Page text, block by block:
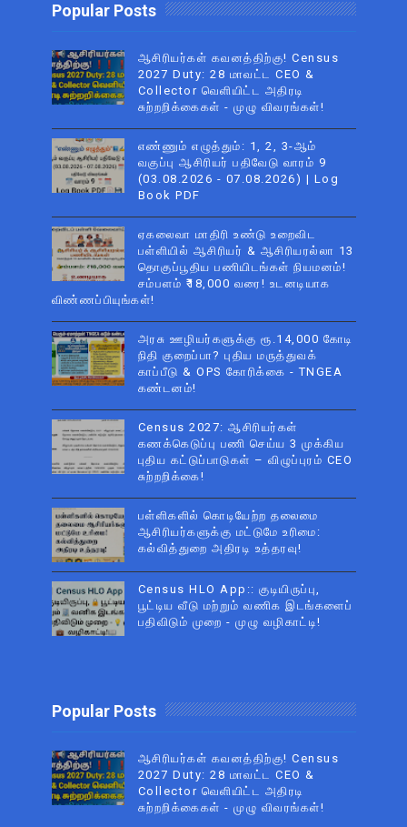
Popular Posts
ஆசிரியர்கள் கவனத்திற்கு! Census
2027 Duty: 28 மாவட்ட CEO &
Collector வெளியிட்ட அதிரடி
சுற்றறிக்கைகள் - முழு விவரங்கள்!
எண்ணும் எழுத்தும்: 1, 2, 3-ஆம்
வகுப்பு ஆசிரியர் பதிவேடு வாரம் 9
(03.08.2026 - 07.08.2026) | Log
Book PDF
ஏகலைவா மாதிரி உண்டு உறைவிட
பள்ளியில் ஆசிரியர் & ஆசிரியரல்லா 13
தொகுப்பூதிய பணியிடங்கள் நியமனம்!
சம்பளம் ₹18,000 வரை! உடனடியாக
விண்ணப்பியுங்கள்!
அரசு ஊழியர்களுக்கு ரூ.14,000 கோடி
நிதி குறைப்பா? புதிய மருத்துவக்
காப்பீடு & OPS கோரிக்கை - TNGEA
கண்டனம்!
Census 2027: ஆசிரியர்கள்
கணக்கெடுப்பு பணி செய்ய 3 முக்கிய
புதிய கட்டுப்பாடுகள் – விழுப்புரம் CEO
சுற்றறிக்கை!
பள்ளிகளில் கொடியேற்ற தலைமை
ஆசிரியர்களுக்கு மட்டுமே உரிமை:
கல்வித்துறை அதிரடி உத்தரவு!
Census HLO App:: குடியிருப்பு,
பூட்டிய வீடு மற்றும் வணிக இடங்களைப்
பதிவிடும் முறை - முழு வழிகாட்டி!
Popular Posts
ஆசிரியர்கள் கவனத்திற்கு! Census
2027 Duty: 28 மாவட்ட CEO &
Collector வெளியிட்ட அதிரடி
சுற்றறிக்கைகள் - முழு விவரங்கள்!